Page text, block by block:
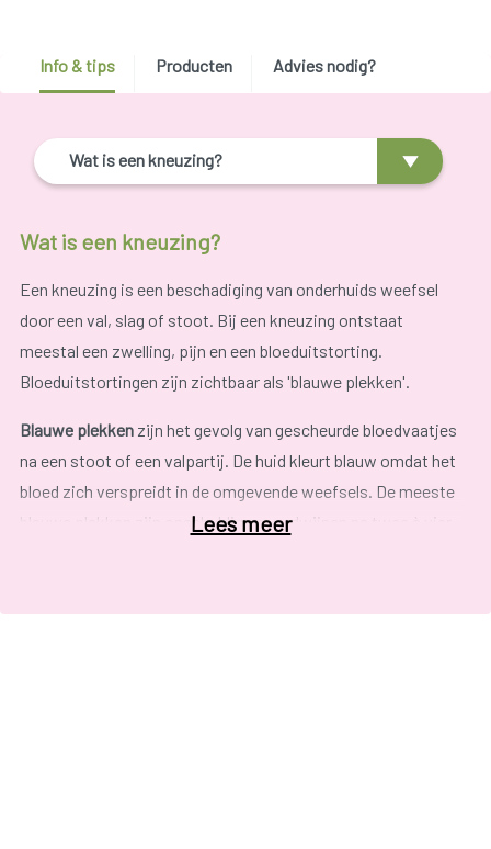
Info & tips Producten Advies nodig?
Wat is een kneuzing?
Wat is een kneuzing?
Een kneuzing is een beschadiging van onderhuids weefsel
door een val, slag of stoot. Bij een kneuzing ontstaat
meestal een zwelling, pijn en een bloeduitstorting.
Bloeduitstortingen zijn zichtbaar als 'blauwe plekken'.
Blauwe plekkenzijn het gevolg van gescheurde bloedvaatjes
na een stoot of een valpartij. De huid kleurt blauw omdat het
bloed zich verspreidt in de omgevende weefsels. De meeste
blauwe plekken zijn onschuldig en verdwijnen na twee à vier
Lees meer